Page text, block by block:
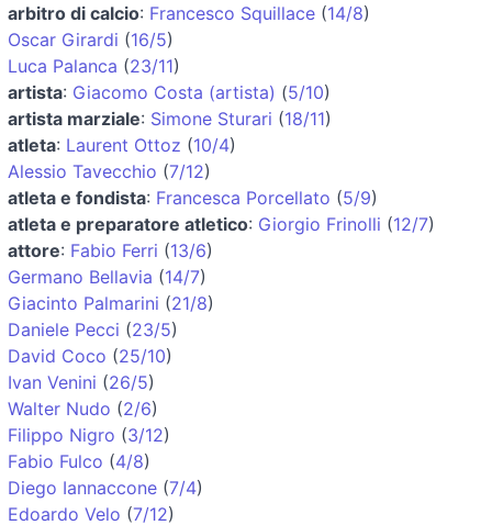
arbitro di calcio: Francesco Squillace (14/8)
Oscar Girardi (16/5)
Luca Palanca (23/11)
artista: Giacomo Costa (artista) (5/10)
artista marziale: Simone Sturari (18/11)
atleta: Laurent Ottoz (10/4)
Alessio Tavecchio (7/12)
atleta e fondista: Francesca Porcellato (5/9)
atleta e preparatore atletico: Giorgio Frinolli (12/7)
attore: Fabio Ferri (13/6)
Germano Bellavia (14/7)
Giacinto Palmarini (21/8)
Daniele Pecci (23/5)
David Coco (25/10)
Ivan Venini (26/5)
Walter Nudo (2/6)
Filippo Nigro (3/12)
Fabio Fulco (4/8)
Diego Iannaccone (7/4)
Edoardo Velo (7/12)